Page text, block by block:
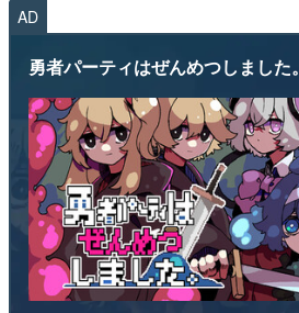
AD
勇者パーティはぜんめつしました。